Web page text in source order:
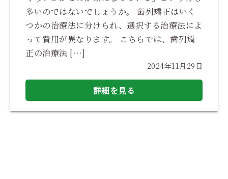
多いのではないでしょうか。 歯列矯正はいく
つかの治療法に分けられ、選択する治療法によ
って費用が異なります。 こちらでは、歯列矯
正の治療法 […]
2024年11月29日
詳細を見る